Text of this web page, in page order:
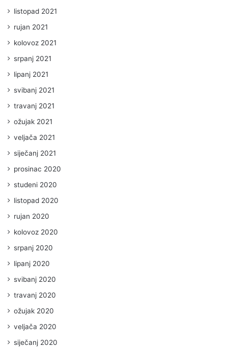
listopad 2021
rujan 2021
kolovoz 2021
srpanj 2021
lipanj 2021
svibanj 2021
travanj 2021
ožujak 2021
veljača 2021
siječanj 2021
prosinac 2020
studeni 2020
listopad 2020
rujan 2020
kolovoz 2020
srpanj 2020
lipanj 2020
svibanj 2020
travanj 2020
ožujak 2020
veljača 2020
siječanj 2020